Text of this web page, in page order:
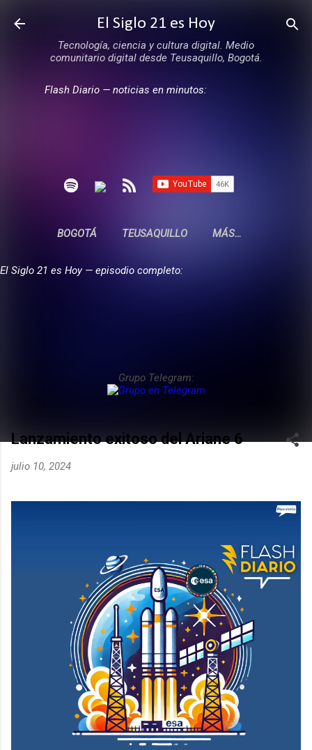
Ir al contenido principal
El Siglo 21 es Hoy
Tecnología, ciencia y cultura digital. Medio
comunitario digital desde Teusaquillo, Bogotá.
Flash Diario — noticias en minutos:
BOGOTÁ TEUSAQUILLO MÁS…
El Siglo 21 es Hoy — episodio completo:
Grupo Telegram:
Lanzamiento exitoso del Ariane 6
julio 10, 2024